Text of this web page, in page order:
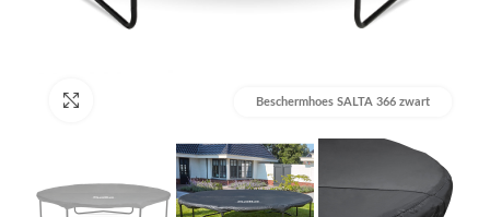
Beschermhoes SALTA 366 zwart